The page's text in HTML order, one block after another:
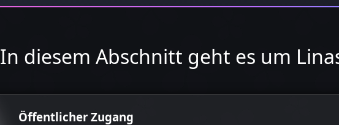
In diesem Abschnitt geht es um
Öffentlicher Zugang